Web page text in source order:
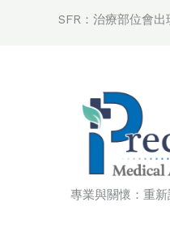
SFR：治療部位會出
專業與關懷：重